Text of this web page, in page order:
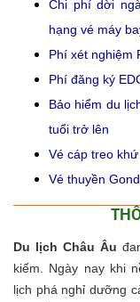
Chi phí dời
hạng vé máy
Phí xét nghiệm
Phí đăng ký
Bảo hiểm du
tuổi trở lên
Vé cáp treo
Vé thuyền
Du lịch Châu Âu
kiếm.
Ngày nay khi
lịch phá nghỉ dưỡng